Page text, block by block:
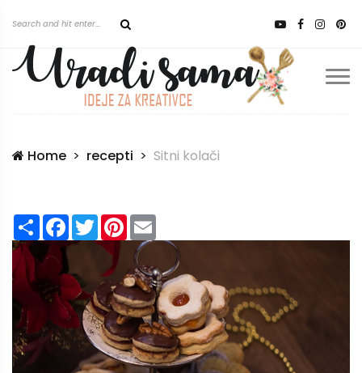
Home recepti Sitni kolači
ShareFacebook
TwitterPinterest